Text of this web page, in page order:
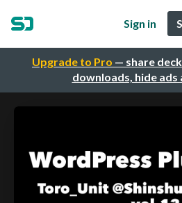
Upgrade to Pro — share
downloads, hide ads
Sign in